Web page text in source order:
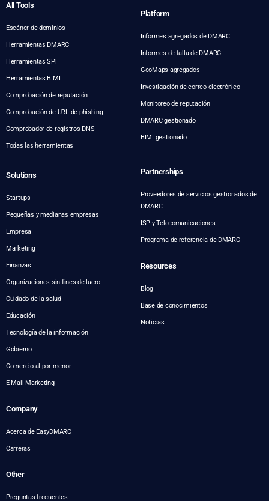
All Tools
Escáner de dominios
Herramientas DMARC
Herramientas SPF
Herramientas BIMI
Comprobación de reputación
Comprobación de URL de phishing
Comprobador de registros DNS
Todas las herramientas
Platform
Informes agregados de DMARC
Informes de falla de DMARC
GeoMaps agregados
Investigación de correo electrónico
Monitoreo de reputación
DMARC gestionado
BIMI gestionado
Solutions
Startups
Pequeñas y medianas empresas
Empresa
Marketing
Finanzas
Organizaciones sin fines de lucro
Cuidado de la salud
Educación
Tecnología de la información
Gobierno
Comercio al por menor
E-Mail-Marketing
Partnerships
Proveedores de servicios gestionados de
DMARC
ISP y Telecomunicaciones
Programa de referencia de DMARC
Resources
Blog
Base de conocimientos
Noticias
Company
Acerca de EasyDMARC
Carreras
Other
Preguntas frecuentes